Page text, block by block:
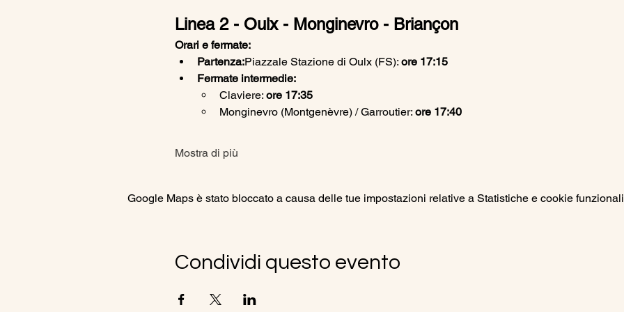
Linea 2 - Oulx - Monginevro - Briançon
Orari e fermate:
Partenza:Piazzale Stazione di Oulx (FS): ore 17:15
Fermate intermedie:
Claviere: ore 17:35
Monginevro (Montgenèvre) / Garroutier: ore 17:40
Mostra di più
Google Maps è stato bloccato a causa delle tue impostazioni relative a Statistiche e cookie
Condividi questo evento